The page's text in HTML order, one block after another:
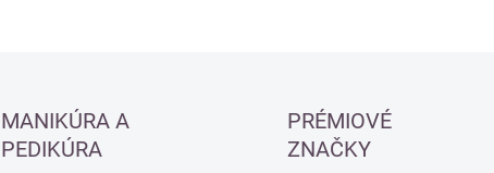
MANIKÚRA A
PEDIKÚRA
PRÉMIOVÉ
ZNAČKY